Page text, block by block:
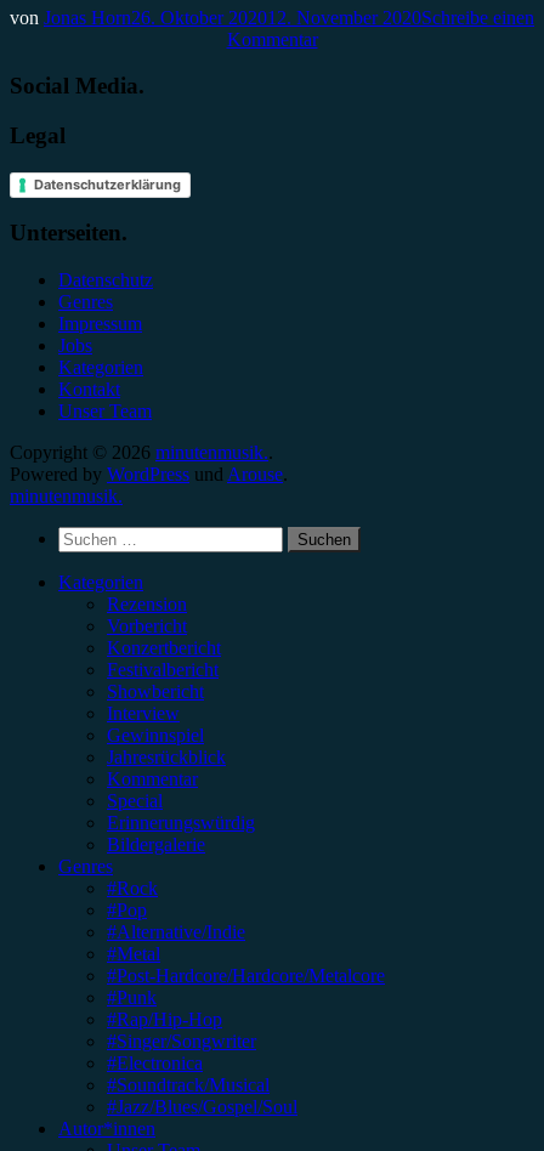
von Jonas Horn26. Oktober 202012. November 2020Schreibe einen
Kommentar
Social Media.
Legal
Datenschutzerklärung
Unterseiten.
Datenschutz
Genres
Impressum
Jobs
Kategorien
Kontakt
Unser Team
Copyright © 2026 minutenmusik..
Powered by WordPress und Arouse.
minutenmusik.
Suchen
nach:
Kategorien
Rezension
Vorbericht
Konzertbericht
Festivalbericht
Showbericht
Interview
Gewinnspiel
Jahresrückblick
Kommentar
Special
Erinnerungswürdig
Bildergalerie
Genres
#Rock
#Pop
#Alternative/Indie
#Metal
#Post-Hardcore/Hardcore/Metalcore
#Punk
#Rap/Hip-Hop
#Singer/Songwriter
#Electronica
#Soundtrack/Musical
#Jazz/Blues/Gospel/Soul
Autor*innen